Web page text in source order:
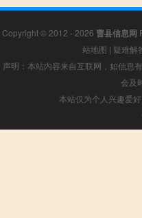
Copyright © 2012 - 2026 曹县信息网
站地图 | 疑难解
声明：本站内容来自互联网，如信息
会及
本站仅为个人兴趣爱